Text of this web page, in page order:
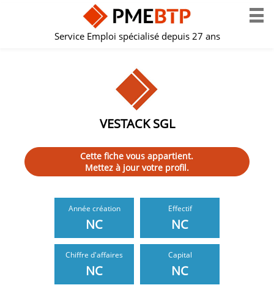
Service Emploi spécialisé depuis 27 ans
VESTACK SGL
Cette fiche vous appartient.
Mettez à jour votre profil.
Année création
NC
Effectif
NC
Chiffre d'affaires
NC
Capital
NC